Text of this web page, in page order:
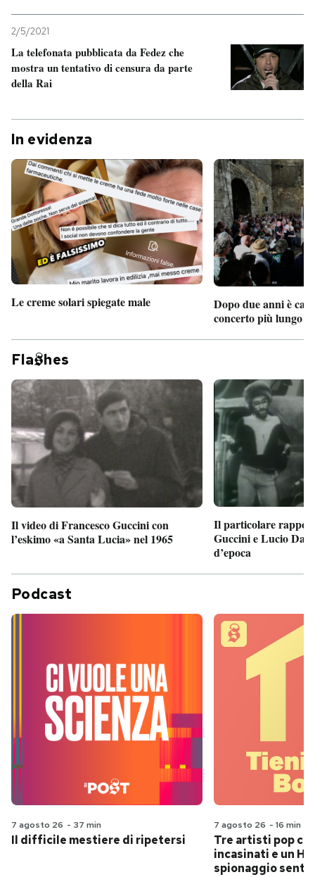
2/5/2021
La telefonata pubblicata da Fedez che
mostra un tentativo di censura da parte
della Rai
In evidenza
Le creme solari spiegate male
Dopo due anni è
concerto più lungo
Fla hes
Il video di Francesco Guccini con
l’eskimo «a Santa Lucia» nel 1965
Il particolare
Guccini e Lucio
d’epoca
Podcast
7 agosto 26 - 37 min
Il difficile mestiere di ripetersi
7 agosto 26 - 16 min
Tre artisti pop
incasinati e un
spionaggio